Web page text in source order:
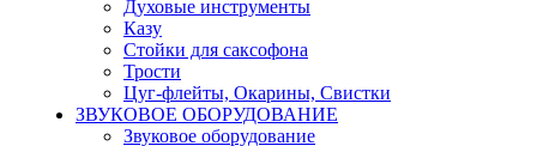
Духовые инструменты
Казу
Стойки для саксофона
Трости
Цуг-флейты, Окарины, Свистки
ЗВУКОВОЕ ОБОРУДОВАНИЕ
Звуковое оборудование